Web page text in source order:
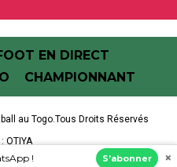
EN DIRECT
CHAMPIONNANT
au Togo.Tous Droits Réservés
OTIYA
! S’abonner ×